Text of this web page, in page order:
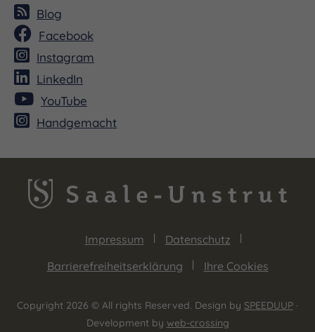
Blog
Facebook
Instagram
LinkedIn
YouTube
Handgemacht
Impressum
Datenschutz
Barrierefreiheitserklärung
Ihre Cookies
Copyright 2026 © All rights Reserved. Design by SPEEDUUP ·
Development by web-crossing